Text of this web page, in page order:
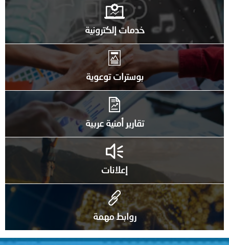
خدمات إلكترونية
بوسترات توعوية
تقارير أمنية عربية
إعلانات
روابط مهمة